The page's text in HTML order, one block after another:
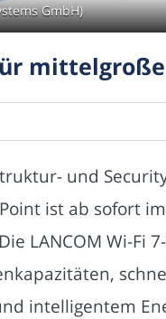
GmbH)
und
ist ab sofort
LANCOM Wi-Fi
intelligentem